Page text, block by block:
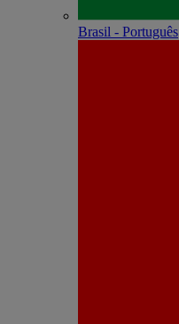
Brasil - Português